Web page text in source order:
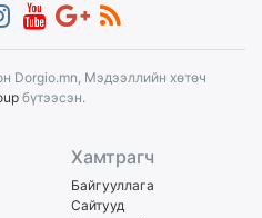
Dorgio.mn, Мэдээллийн хөтөч
бүтээсэн.
Хамтрагч
Байгууллага
Сайтууд